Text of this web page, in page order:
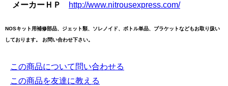
メーカーＨＰ
http://www.nitrousexpress.com/
NOSキット用補修部品、ジェット類、ソレノイド、ボトル単品、ブラケットなどもお取り扱い
しております。 お問い合わせ下さい。
この商品について問い合わせる
この商品を友達に教える